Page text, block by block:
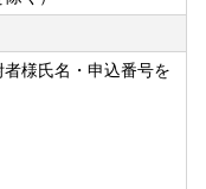
様氏名・申込番号を